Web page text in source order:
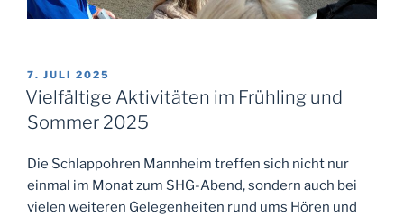
VERÖFFENTLICHT
AM
7. JULI 2025
Vielfältige Aktivitäten im Frühling und
Sommer 2025
Die Schlappohren Mannheim treffen sich nicht nur
einmal im Monat zum SHG-Abend, sondern auch bei
vielen weiteren Gelegenheiten rund ums Hören und